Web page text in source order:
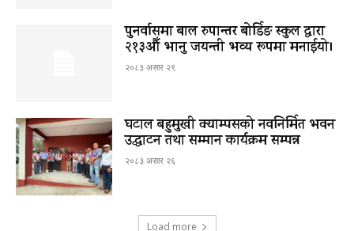
पुनर्वासमा बाल रुपान्तर बोर्डिङ स्कुल द्धारा
२१३औँ भानु जयन्ती भव्य रूपमा मनाईयो।
२०८३ असार २९
घटाल बहुमुखी क्याम्पसको नवनिर्मित भवन
उद्घाटन तथा सम्मान कार्यक्रम सम्पन्न
२०८३ असार २६
Load more